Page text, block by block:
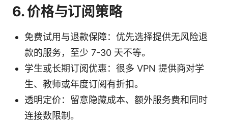
6. 价格与订阅策略
免费试用与退款保障：优先选择提供无风险退
款的服务，至少 7-30 天不等。
学生或长期订阅优惠：很多 VPN 提供商对学
生、教师或年度订阅有折扣。
透明定价：留意隐藏成本、额外服务费和同时
连接数限制。